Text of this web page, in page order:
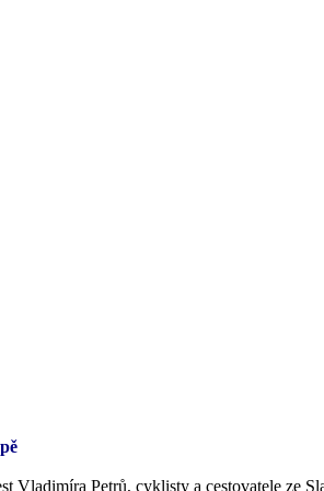
Vladimíra Petrů, cyklisty a cestovatele ze